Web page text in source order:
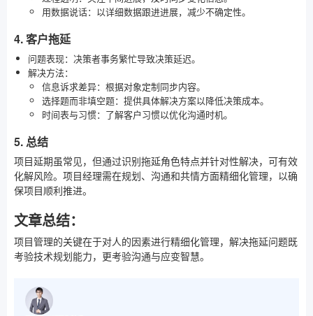
用数据说话：以详细数据跟进进展，减少不确定性。
4. 客户拖延
问题表现：决策者事务繁忙导致决策延迟。
解决方法：
信息诉求差异：根据对象定制同步内容。
选择题而非填空题：提供具体解决方案以降低决策成本。
时间表与习惯：了解客户习惯以优化沟通时机。
5. 总结
项目延期虽常见，但通过识别拖延角色特点并针对性解决，可有效
化解风险。项目经理需在规划、沟通和共情方面精细化管理，以确
保项目顺利推进。
文章总结：
项目管理的关键在于对人的因素进行精细化管理，解决拖延问题既
考验技术规划能力，更考验沟通与应变智慧。